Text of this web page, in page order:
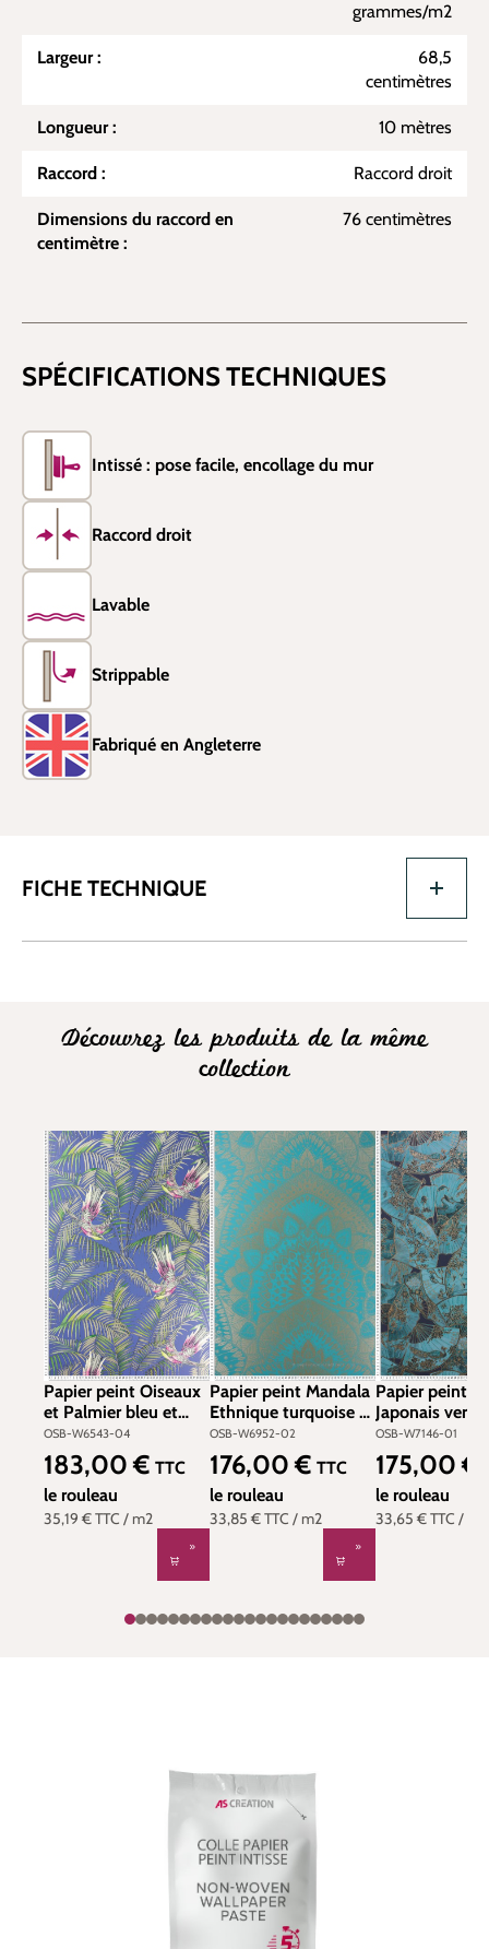
grammes/m2
Largeur :
68,5
centimètres
Longueur : 10 mètres
Raccord : Raccord droit
Dimensions du raccord en
centimètre :
76 centimètres
SPÉCIFICATIONS TECHNIQUES
Intissé : pose facile, encollage du mur
Raccord droit
Lavable
Strippable
Fabriqué en Angleterre
FICHE TECHNIQUE
Découvrez les produits de la même
collection
Papier peint Oiseaux
et Palmier bleu et
irisé - The Wallpaper
Collection de
Matthew Williamson |
Réf. OSB-W6543-04
OSB-W6543-04
35,19 €TTC / m2
Prix régulier :
183,00 € TTC
le rouleau
Papier peint Mandala
Ethnique turquoise et
doré - The Wallpaper
Collection de
Matthew Williamson |
Réf. OSB-W6952-02
OSB-W6952-02
33,85 €TTC / m2
Prix régulier :
176,00 € TTC
le rouleau
Papier peint
Japonais vert
- The
Collection de
Matthew
Réf. OSB-
OSB-W7146-01
33,65 €TTC / m2
Prix régulier :
175,00 €
le rouleau